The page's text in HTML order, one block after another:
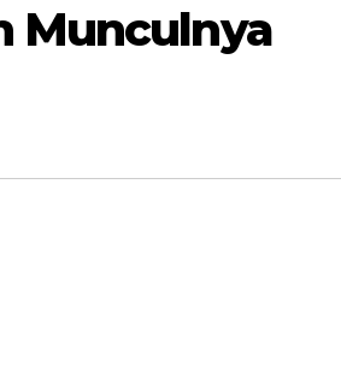
Munculnya